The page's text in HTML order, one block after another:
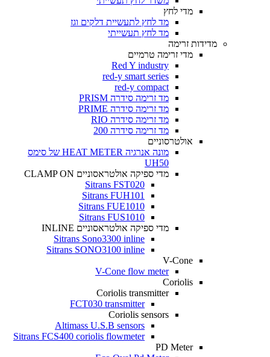
מדי לחץ
מד לחץ לתעשיית דלקים וגז
מד לחץ תעשייתי
מדידות זרימה
מדי זרימה טרמיים
Red Y industry
red-y smart series
red-y compact
מד זרימה סידרה PRISM
מד זרימה סידרה PRIME
מד זרימה סידרה RIO
מד זרימה סידרה 200
אולטרסוניים
מונה אנרגיה HEAT METER של סימס
UH50
מדי ספיקה אולטראסוניים CLAMP ON
Sitrans FST020
Sitrans FUH101
Sitrans FUE1010
Sitrans FUS1010
מדי ספיקה אולטראסוניים INLINE
Sitrans Sono3300 inline
Sitrans SONO3100 inline
V-Cone
V-Cone flow meter
Coriolis
Coriolis transmitter
FCT030 transmitter
Coriolis sensors
Altimass U.S.B sensors
Sitrans FCS400 coriolis flowmeter
PD Meter